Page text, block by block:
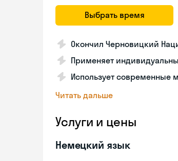
Выбрать время
Окончил Черновицкий
Применяет
Использует современные
Читать дальше
Услуги и цены
Немецкий язык